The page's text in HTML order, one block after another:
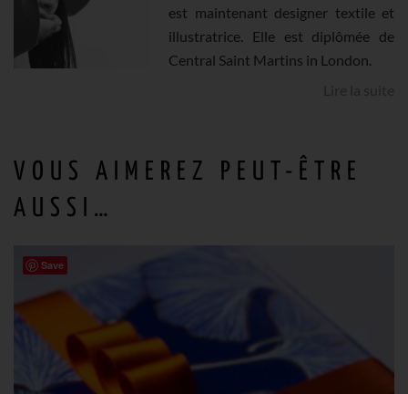
OISEAUX
est maintenant designer textile et
illustratrice. Elle est diplômée de
Central Saint Martins in London.
VOUS AIMEREZ PEUT-ÊTRE
AUSSI…
Save